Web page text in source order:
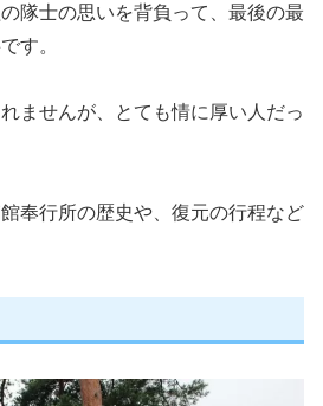
隊士の思いを背負って、最後の最
す。
ませんが、とても情に厚い人だっ
奉行所の歴史や、復元の行程など